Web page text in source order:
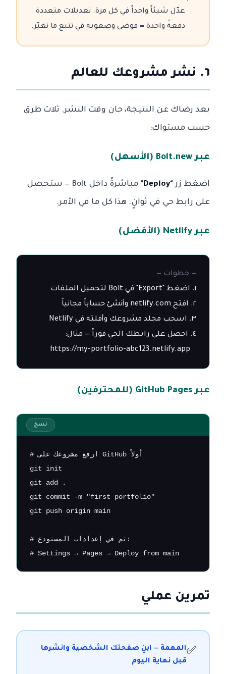
عدّل شيئاً واحداً في كل مرة. تعديلات متعددة
دفعةً واحدة = فوضى وصعوبة في تتبع ما تغيّر.
٦. نشر مشروعك للعالم
بعد رضاك عن النتيجة، حان وقت النشر. ثلاث طرق
حسب مستواك:
عبر Bolt.new (الأسهل)
اضغط زر"Deploy" مباشرةً داخل Bolt — ستحصل
على رابط حي في ثوانٍ. هذا كل ما في الأمر.
عبر Netlify (الأفضل)
— خطوات —
عبر GitHub Pages (للمحترفين)
نسخ
# ارفع مشروعك على GitHub أولاً
git init
git add .
git commit -m "first portfolio"
git push origin main
# ثم في إعدادات المستودع:
# Settings → Pages → Deploy from main
تمرين عملي
✅المهمة — ابنِ صفحتك الشخصية وانشرها
قبل نهاية اليوم